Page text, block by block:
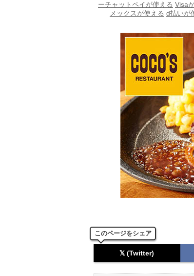
ーチャットペイが使える Visa
メックスが使える d払いが
このページをシェア
𝕏 (Twitter)